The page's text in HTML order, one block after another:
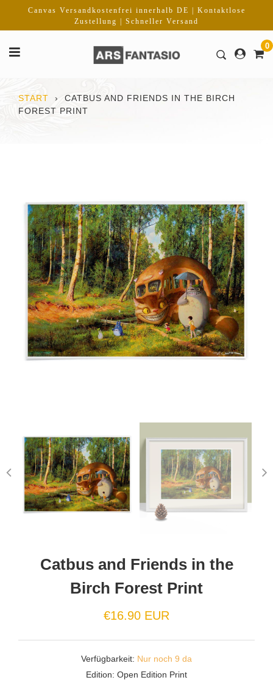
Inhalt
Canvas Versandkostenfrei innerhalb DE | Kontaktlose
Zustellung | Schneller Versand
0
START ›
CATBUS AND FRIENDS IN THE BIRCH
FOREST PRINT
Catbus and Friends in the
Birch Forest Print
€16.90 EUR
Verfügbarkeit: Nur noch 9 da
Edition: Open Edition Print